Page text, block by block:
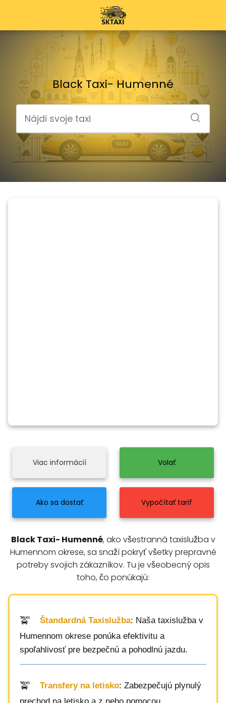
Black Taxi- Humenné
Viac informácií Volať
Ako sa dostať Vypočítať tarif
Black Taxi- Humenné, ako všestranná taxislužba v
Humennom okrese, sa snaží pokryť všetky prepravné
potreby svojich zákazníkov. Tu je všeobecný opis
toho, čo ponúkajú:
Štandardná Taxislužba: Naša taxislužba v
Humennom okrese ponúka efektivitu a
spoľahlivosť pre bezpečnú a pohodlnú jazdu.
Transfery na letisko: Zabezpečujú plynulý